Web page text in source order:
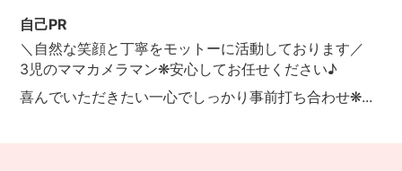
自己PR
＼自然な笑顔と丁寧をモットーに活動しております／
3児のママカメラマン❋安心してお任せください♪
喜んでいただきたい一心でしっかり事前打ち合わせ❋...